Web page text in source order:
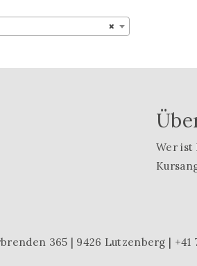
×
Wer ist
365 | 9426 Lutzenberg | +41